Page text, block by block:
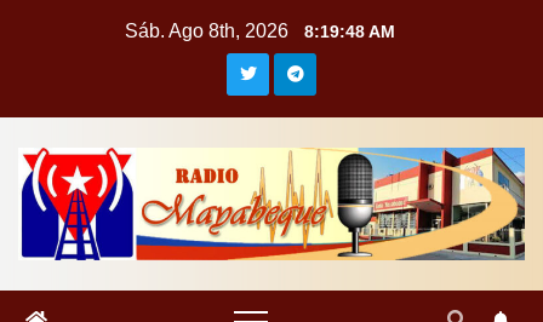
Sáb. Ago 8th, 2026 8:19:49 AM